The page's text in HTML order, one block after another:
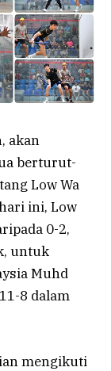
akan
berturut-
Low Wa
ini, Low
0-2,
untuk
Muhd
8 dalam
mengikuti